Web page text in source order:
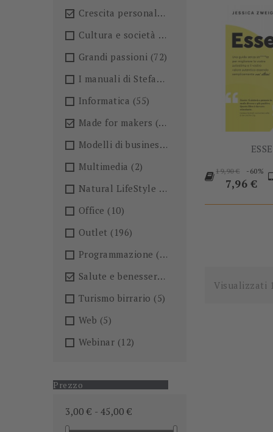
 Crescita personale
Cultura e società
(36)
Grandi passioni (72)
I manuali di Stefano Anselmo
Informatica (55)
 Made for makers (13)
Modelli di business(57)
Multimedia (2)
Natural LifeStyle
(4)
Office (10)
Outlet (196)
Programmazione (26)
 Salute e benessere
Turismo birrario (5)
Web (5)
Webinar (12)
Prezzo
3,00 € - 45,00 €
Prezzo
base
19,90 € -60%
Prezzo
7,96 €
Visualizzati